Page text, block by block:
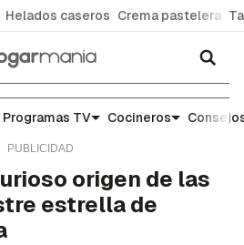
Helados caseros Crema pastelera
gastronómicas
Programas TV Cocineros
origen de las
estrella de